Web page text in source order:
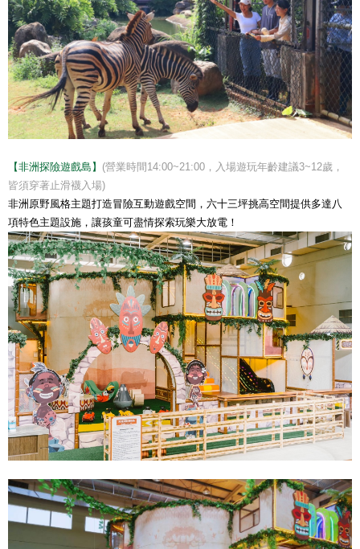
【非洲探險遊戲島】 (營業時間14:00~21:00，入場遊玩年齡建議3~12歲，
皆須穿著止滑襪入場)
非洲原野風格主題打造冒險互動遊戲空間，六十三坪挑高空間提供多達八
項特色主題設施，讓孩童可盡情探索玩樂大放電！